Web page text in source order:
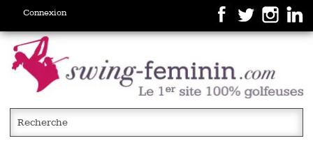
Connexion